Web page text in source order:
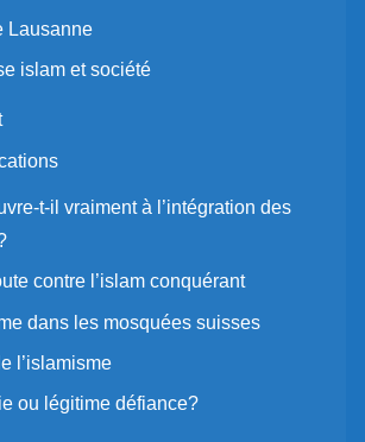
Lausanne
islam et société
t-il vraiment à l’intégration des
contre l’islam conquérant
dans les mosquées suisses
l’islamisme
ou légitime défiance?